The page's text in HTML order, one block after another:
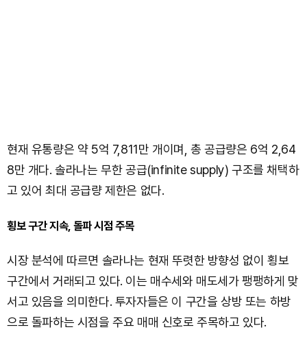
현재 유통량은 약 5억 7,811만 개이며, 총 공급량은 6억 2,64
8만 개다. 솔라나는 무한 공급(infinite supply) 구조를 채택하
고 있어 최대 공급량 제한은 없다.
횡보 구간 지속, 돌파 시점 주목
시장 분석에 따르면 솔라나는 현재 뚜렷한 방향성 없이 횡보
구간에서 거래되고 있다. 이는 매수세와 매도세가 팽팽하게 맞
서고 있음을 의미한다. 투자자들은 이 구간을 상방 또는 하방
으로 돌파하는 시점을 주요 매매 신호로 주목하고 있다.